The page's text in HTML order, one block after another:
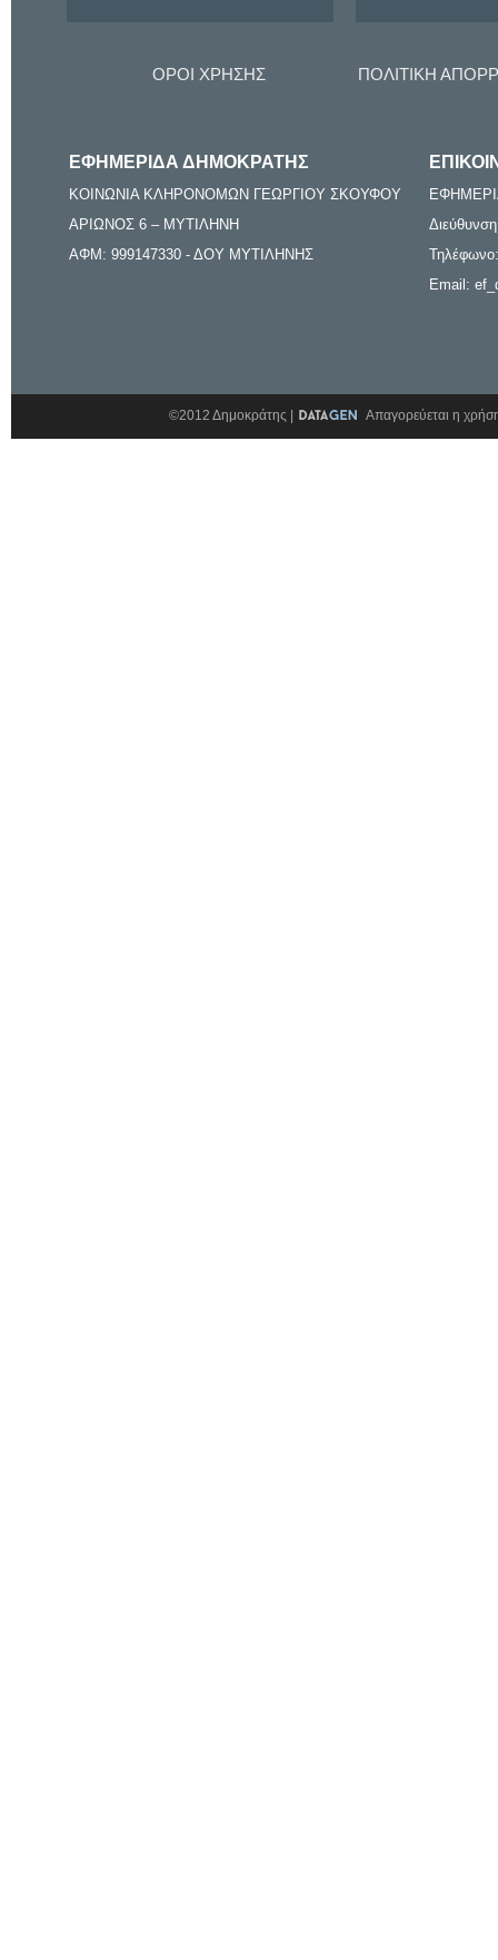
ΟΡΟΙ ΧΡΗΣΗΣ ΠΟΛΙΤΙΚΗ
ΕΦΗΜΕΡΙΔΑ ΔΗΜΟΚΡΑΤΗΣ
ΚΟΙΝΩΝΙΑ ΚΛΗΡΟΝΟΜΩΝ ΓΕΩΡΓΙΟΥ ΣΚΟΥΦΟΥ
ΑΡΙΩΝΟΣ 6 – ΜΥΤΙΛΗΝΗ
ΑΦΜ: 999147330 - ΔΟΥ ΜΥΤΙΛΗΝΗΣ
Email:
©2012 Δημοκράτης | Απαγορεύεται η